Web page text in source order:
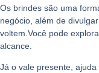
Os brindes são uma
negócio, além de
voltem.Você pode
alcance.
Já o vale presente,